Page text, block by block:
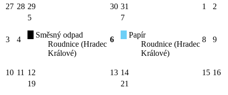
27 28 29 30 31 1 2
3 4
5
Směsný odpad
Roudnice (Hradec
Králové)
6
7
Papír
Roudnice (Hradec
Králové)
8 9
10 11 12 13 14 15 16
19
21